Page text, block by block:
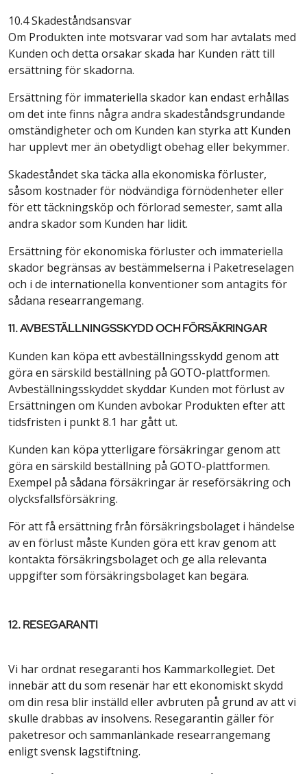
10.4 Skadeståndsansvar
Om Produkten inte motsvarar vad som har avtalats med
Kunden och detta orsakar skada har Kunden rätt till
ersättning för skadorna.
Ersättning för immateriella skador kan endast erhållas
om det inte finns några andra skadeståndsgrundande
omständigheter och om Kunden kan styrka att Kunden
har upplevt mer än obetydligt obehag eller bekymmer.
Skadeståndet ska täcka alla ekonomiska förluster,
såsom kostnader för nödvändiga förnödenheter eller
för ett täckningsköp och förlorad semester, samt alla
andra skador som Kunden har lidit.
Ersättning för ekonomiska förluster och immateriella
skador begränsas av bestämmelserna i Paketreselagen
och i de internationella konventioner som antagits för
sådana researrangemang.
11. AVBESTÄLLNINGSSKYDD OCH FÖRSÄKRINGAR
Kunden kan köpa ett avbeställningsskydd genom att
göra en särskild beställning på GOTO-plattformen.
Avbeställningsskyddet skyddar Kunden mot förlust av
Ersättningen om Kunden avbokar Produkten efter att
tidsfristen i punkt 8.1 har gått ut.
Kunden kan köpa ytterligare försäkringar genom att
göra en särskild beställning på GOTO-plattformen.
Exempel på sådana försäkringar är reseförsäkring och
olycksfallsförsäkring.
För att få ersättning från försäkringsbolaget i händelse
av en förlust måste Kunden göra ett krav genom att
kontakta försäkringsbolaget och ge alla relevanta
uppgifter som försäkringsbolaget kan begära.
12. RESEGARANTI
Vi har ordnat resegaranti hos Kammarkollegiet. Det
innebär att du som resenär har ett ekonomiskt skydd
om din resa blir inställd eller avbruten på grund av att vi
skulle drabbas av insolvens. Resegarantin gäller för
paketresor och sammanlänkade researrangemang
enligt svensk lagstiftning.​